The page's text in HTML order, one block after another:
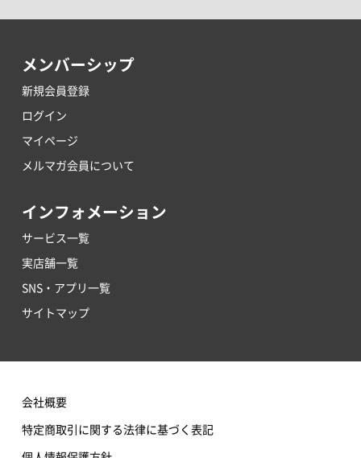
メンバーシップ
新規会員登録
ログイン
マイページ
メルマガ会員について
インフォメーション
サービス一覧
実店舗一覧
SNS・アプリ一覧
サイトマップ
会社概要
特定商取引に関する法律に基づく表記